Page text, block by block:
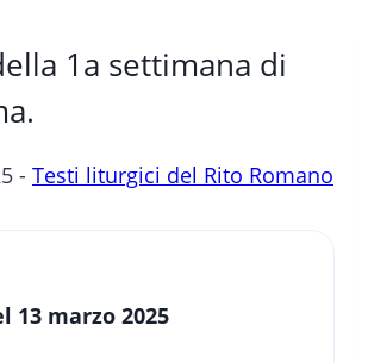
1a settimana di
- Testi liturgici del Rito Romano
13 marzo 2025